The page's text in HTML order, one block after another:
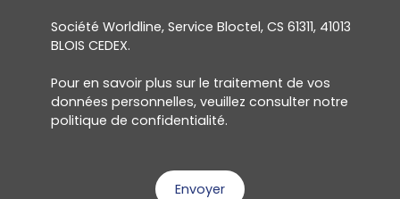
Société Worldline, Service Bloctel, CS 61311, 41013
BLOIS CEDEX.
Pour en savoir plus sur le traitement de vos
données personnelles, veuillez consulter notre
politique de confidentialité.
Envoyer